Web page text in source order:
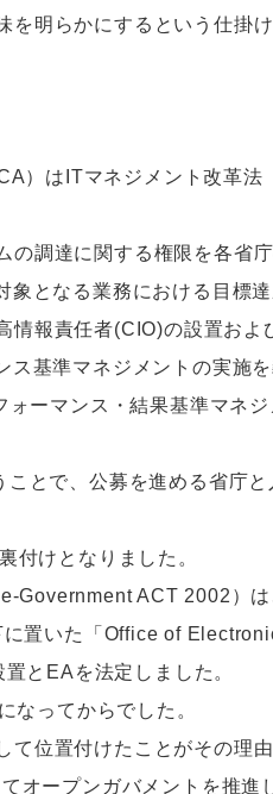
明らかにするという仕掛
）はITマネジメント改革法
調達に関する権限を各省
となる業務における目標
報責任者(CIO)の設置お
基準マネジメントの実施
ーマンス・結果基準マネ
とで、公募を進める省庁
付けとなりました。
ACT 2002）
置いた「Office of
とEAを法定しました。
ってからでした。
位置付けたことがその理
オープンガバメントを推進